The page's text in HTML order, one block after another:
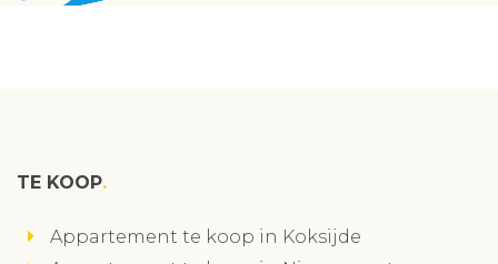
TE KOOP
Appartement te koop in Koksijde